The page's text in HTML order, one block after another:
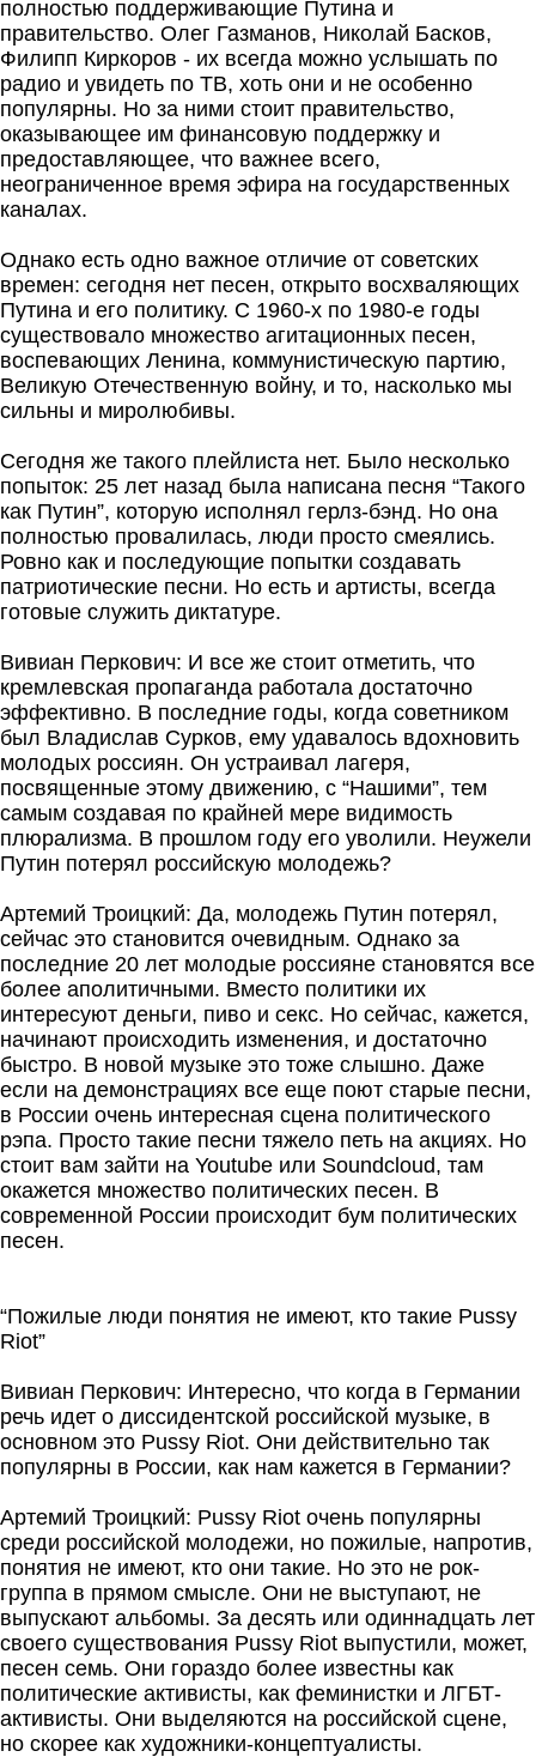
полностью поддерживающие Путина и
правительство. Олег Газманов, Николай Басков,
Филипп Киркоров - их всегда можно услышать по
радио и увидеть по ТВ, хоть они и не особенно
популярны. Но за ними стоит правительство,
оказывающее им финансовую поддержку и
предоставляющее, что важнее всего,
неограниченное время эфира на государственных
каналах.
Однако есть одно важное отличие от советских
времен: сегодня нет песен, открыто восхваляющих
Путина и его политику. С 1960-х по 1980-е годы
существовало множество агитационных песен,
воспевающих Ленина, коммунистическую партию,
Великую Отечественную войну, и то, насколько мы
сильны и миролюбивы.
Сегодня же такого плейлиста нет. Было несколько
попыток: 25 лет назад была написана песня “Такого
как Путин”, которую исполнял герлз-бэнд. Но она
полностью провалилась, люди просто смеялись.
Ровно как и последующие попытки создавать
патриотические песни. Но есть и артисты, всегда
готовые служить диктатуре.
Вивиан Перкович: И все же стоит отметить, что
кремлевская пропаганда работала достаточно
эффективно. В последние годы, когда советником
был Владислав Сурков, ему удавалось вдохновить
молодых россиян. Он устраивал лагеря,
посвященные этому движению, с “Нашими”, тем
самым создавая по крайней мере видимость
плюрализма. В прошлом году его уволили. Неужели
Путин потерял российскую молодежь?
Артемий Троицкий: Да, молодежь Путин потерял,
сейчас это становится очевидным. Однако за
последние 20 лет молодые россияне становятся все
более аполитичными. Вместо политики их
интересуют деньги, пиво и секс. Но сейчас, кажется,
начинают происходить изменения, и достаточно
быстро. В новой музыке это тоже слышно. Даже
если на демонстрациях все еще поют старые песни,
в России очень интересная сцена политического
рэпа. Просто такие песни тяжело петь на акциях. Но
стоит вам зайти на Youtube или Soundcloud, там
окажется множество политических песен. В
современной России происходит бум политических
песен.
“Пожилые люди понятия не имеют, кто такие Pussy
Riot”
Вивиан Перкович: Интересно, что когда в Германии
речь идет о диссидентской российской музыке, в
основном это Pussy Riot. Они действительно так
популярны в России, как нам кажется в Германии?
Артемий Троицкий: Pussy Riot очень популярны
среди российской молодежи, но пожилые, напротив,
понятия не имеют, кто они такие. Но это не рок-
группа в прямом смысле. Они не выступают, не
выпускают альбомы. За десять или одиннадцать лет
своего существования Pussy Riot выпустили, может,
песен семь. Они гораздо более известны как
политические активисты, как феминистки и ЛГБТ-
активисты. Они выделяются на российской сцене,
но скорее как художники-концептуалисты.